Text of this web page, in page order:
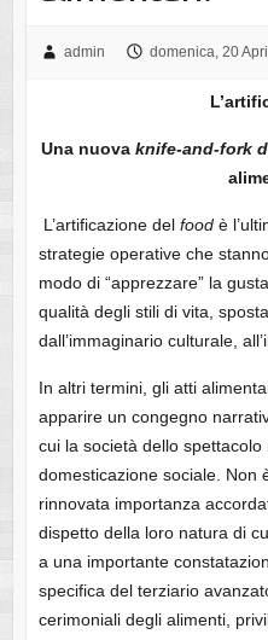
admin domenica, 20
Una nuova knife-and-fork
L’artificazione del foodè
strategie operative che
modo di “apprezzare” la
qualità degli stili di vita,
dall’immaginario culturale,
In altri termini, gli atti
apparire un congegno
cui la società dello
domesticazione sociale. Non
rinnovata importanza
dispetto della loro natura di
a una importante
specifica del terziario
cerimoniali degli alimenti,